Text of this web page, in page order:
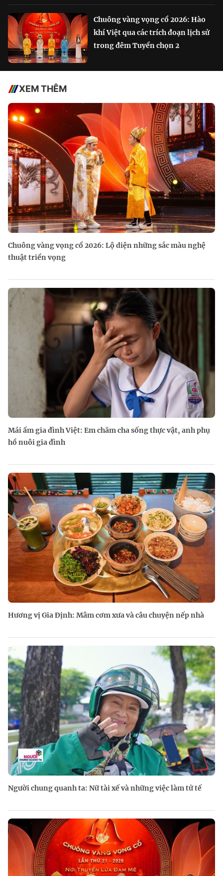
Chuông vàng vọng cổ 2026: Hào
khí Việt qua các trích đoạn lịch sử
trong đêm Tuyển chọn 2
XEM THÊM
Chuông vàng vọng cổ 2026: Lộ diện những sắc màu nghệ
thuật triển vọng
Mái ấm gia đình Việt: Em chăm cha sống thực vật, anh phụ
hồ nuôi gia đình
Hương vị Gia Định: Mâm cơm xưa và câu chuyện nếp nhà
Người chung quanh ta: Nữ tài xế và những việc làm tử tế